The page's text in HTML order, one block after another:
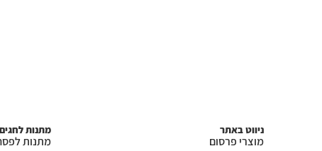
ניווט באתר
מוצרי פרסום
מתנות
מתנות